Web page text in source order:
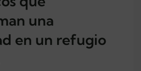
una
en un refugio